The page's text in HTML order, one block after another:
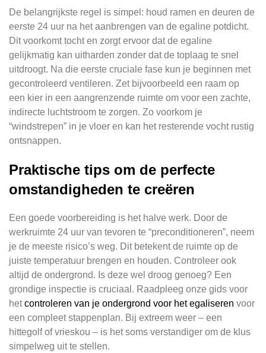
De belangrijkste regel is simpel: houd ramen en deuren de
eerste 24 uur na het aanbrengen van de egaline potdicht.
Dit voorkomt tocht en zorgt ervoor dat de egaline
gelijkmatig kan uitharden zonder dat de toplaag te snel
uitdroogt. Na die eerste cruciale fase kun je beginnen met
gecontroleerd ventileren. Zet bijvoorbeeld een raam op
een kier in een aangrenzende ruimte om voor een zachte,
indirecte luchtstroom te zorgen. Zo voorkom je
“windstrepen” in je vloer en kan het resterende vocht rustig
ontsnappen.
Praktische tips om de perfecte
omstandigheden te creëren
Een goede voorbereiding is het halve werk. Door de
werkruimte 24 uur van tevoren te “preconditioneren”, neem
je de meeste risico’s weg. Dit betekent de ruimte op de
juiste temperatuur brengen en houden. Controleer ook
altijd de ondergrond. Is deze wel droog genoeg? Een
grondige inspectie is cruciaal. Raadpleeg onze gids voor
hetcontroleren van je ondergrond voor het egaliseren voor
een compleet stappenplan. Bij extreem weer – een
hittegolf of vrieskou – is het soms verstandiger om de klus
simpelweg uit te stellen.